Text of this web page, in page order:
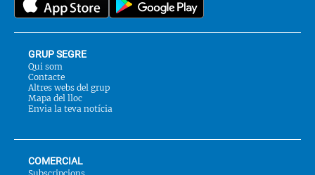
GRUP SEGRE
Qui som
Contacte
Altres webs del grup
Mapa del lloc
Envia la teva notícia
COMERCIAL